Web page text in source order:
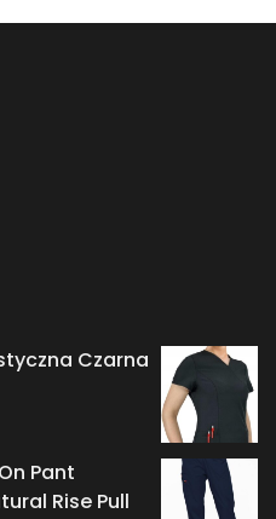
Czarna
Pant
Rise Pull